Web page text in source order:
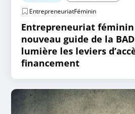
EntrepreneuriatFéminin
Entrepreneuriat
nouveau guide de la
lumière les leviers
financement